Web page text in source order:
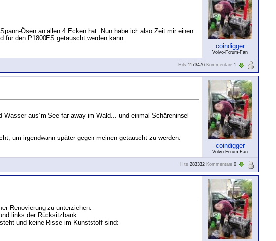
Ösen an allen 4 Ecken hat. Nun habe ich also Zeit mir einen
für den P1800ES getauscht werden kann.
coindigger
Volvo-Forum-Fan
Hits 1173476 Kommentare 1
aus´m See far away im Wald... und einmal Schäreninsel
um irgendwann später gegen meinen getauscht zu werden.
coindigger
Volvo-Forum-Fan
Hits 283332 Kommentare 0
Renovierung zu unterziehen.
links der Rücksitzbank.
und keine Risse im Kunststoff sind: